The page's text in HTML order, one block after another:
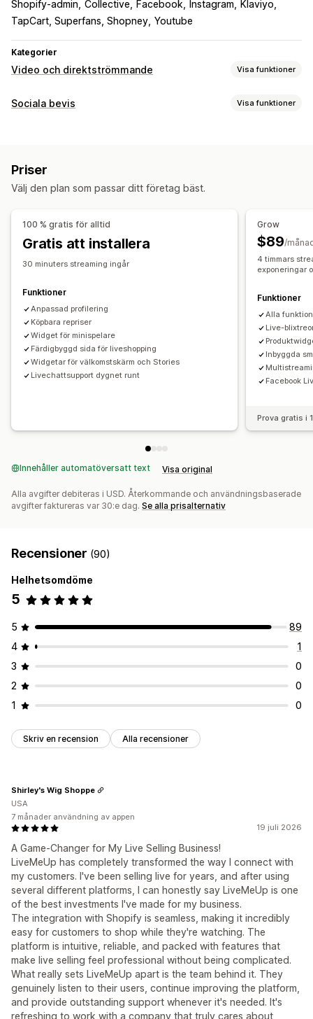
Shopify-admin Collective Facebook Instagram
Klaviyo
TapCart, Superfans, Shopney Youtube
Kategorier
Video och direktströmmande Visa funktioner
Videohantering
Social delning
Inspelningsverktyg
Videowidget
Karuseller
Sociala bevis Visa funktioner
Analysverktyg
Priser
Välj den plan som passar ditt företag bäst.
100 % gratis för alltid
Gratis att installera
30 minuters streaming ingår
Funktioner
Anpassad profilering
Köpbara repriser
Widget för minispelare
Färdigbyggd sida för liveshopping
Widgetar för välkomstskärm och Stories
Livechattsupport dygnet runt
Grow
$89/
4 timmars
exponeringar
Funktioner
Alla
Live-
Inbyggda
Facebook
Prova gratis i
Innehåller automatöversatt text Visa original
Alla avgifter debiteras i USD. Återkommande och användningsbaserade
avgifter faktureras var 30:e dag. Se alla prisalternativ
Recensioner (90)
Helhetsomdöme
5
5
89
4
1
3
0
2
0
1
0
Skriv en recension Alla recensioner
19 juli 2026
A Game-Changer for My Live Selling Business!
LiveMeUp has completely transformed the way I connect with
my customers. I've been selling live for years, and after using
several different platforms, I can honestly say LiveMeUp is one
of the best investments I've made for my business.
The integration with Shopify is seamless, making it incredibly
easy for customers to shop while they're watching. The
platform is intuitive, reliable, and packed with features that
make live selling feel professional without being complicated.
What really sets LiveMeUp apart is the team behind it. They
genuinely listen to their users, continue improving the platform,
and provide outstanding support whenever it's needed. It's
refreshing to work with a company that truly cares about
Shirley's Wig Shoppe
USA
7 månader användning av appen